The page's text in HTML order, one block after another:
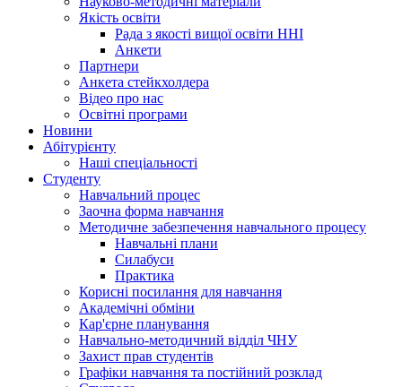
Якість освіти
Рада з якості вищої освіти ННІ
Анкети
Партнери
Анкета стейкхолдера
Відео про нас
Освітні програми
Hовини
Абітурієнту
Наші спеціальності
Студенту
Навчальний процес
Заочна форма навчання
Методичне забезпечення навчального процесу
Навчальні плани
Силабуси
Практика
Корисні посилання для навчання
Академічні обміни
Кар'єрне планування
Навчально-методичний відділ ЧНУ
Захист прав студентів
Графіки навчання та постійний розклад